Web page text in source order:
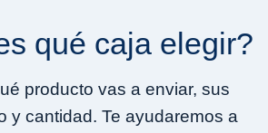
qué caja elegir?
producto vas a enviar, sus
y cantidad. Te ayudaremos a